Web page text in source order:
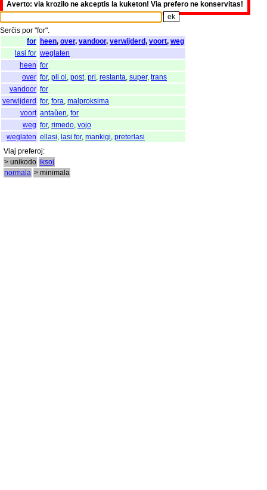
Averto: via krozilo ne akceptis la kuketon! Via prefero ne konservitas!
Serĉis por "for".
for heen, over, vandoor, verwijderd, voort, weg
lasi for weglaten
heen for
over for, pli ol post, pri restanta super, trans
vandoor for
verwijderd for, fora malproksima
voort antaŭen for
weg for, rimedo vojo
weglaten ellasi lasi for, mankigi preterlasi
Viaj preferoj:
> unikodo iksoj
normala > minimala